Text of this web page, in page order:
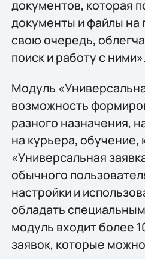
документов, которая
документы и файлы на
свою очередь,
поиск и работу с ними».
Модуль
возможность
разного назначения,
на курьера, обучение,
«Универсальная
обычного
настройки и
обладать
модуль входит более
заявок, которые